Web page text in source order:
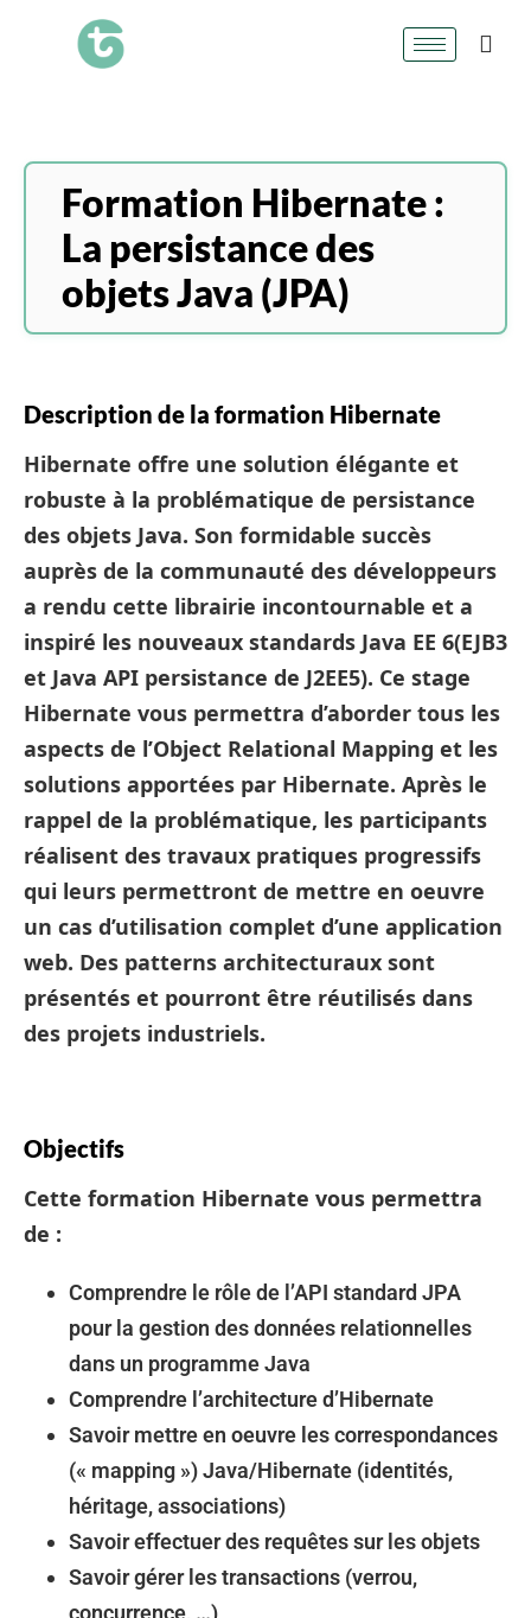
Formation Hibernate :
La persistance des
objets Java (JPA)
Description de la formation Hibernate
Hibernate offre une solution élégante et
robuste à la problématique de persistance
des objets Java. Son formidable succès
auprès de la communauté des développeurs
a rendu cette librairie incontournable et a
inspiré les nouveaux standards Java EE 6(EJB3
et Java API persistance de J2EE5). Ce stage
Hibernate vous permettra d’aborder tous les
aspects de l’Object Relational Mapping et les
solutions apportées par Hibernate. Après le
rappel de la problématique, les participants
réalisent des travaux pratiques progressifs
qui leurs permettront de mettre en oeuvre
un cas d’utilisation complet d’une application
web. Des patterns architecturaux sont
présentés et pourront être réutilisés dans
des projets industriels.
Objectifs
Cette formation Hibernate vous permettra
de :
Comprendre le rôle de l’API standard JPA
pour la gestion des données relationnelles
dans un programme Java
Comprendre l’architecture d’Hibernate
Savoir mettre en oeuvre les correspondances
(« mapping ») Java/Hibernate (identités,
héritage, associations)
Savoir effectuer des requêtes sur les objets
Savoir gérer les transactions (verrou,
concurrence, …)